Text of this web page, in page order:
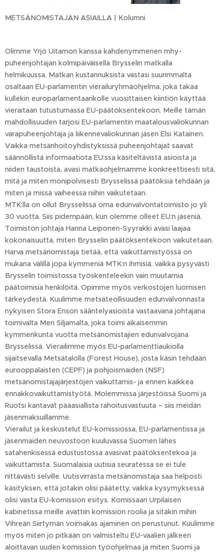
METSÄNOMISTAJAN ASIAILLA | Kolumni
Olimme Yrjö Uitamon kanssa kahdenymmenen mhy-
puheenjohtajan kolmipäiväisellä Brysselin matkalla
helmikuussa. Matkan kustannuksista vastasi suurimmalta
osaltaan EU-parlamentin vierailuryhmäohjelma, joka takaa
kullekin europarlamentaarikolle vuosittaisen kiintiön käyttää
vieraitaan tutustumassa EU-päätöksentekoon. Meille tämän
mahdollisuuden tarjosi EU-parlamentin maatalousvaliokunnan
varapuheenjohtaja ja liikennevaliokunnan jäsen Elsi Katainen.
Vaikka metsänhoitoyhdistyksissä puheenjohtajat saavat
säännöllistä informaatiota EU:ssa käsiteltävistä asioista ja
niiden taustoista, avasi matkaohjelmamme konkreettisesti sitä,
mitä ja miten monipolvisesti Brysselissä päätöksiä tehdään ja
miten ja missä vaiheessa niihin vaikutetaan.
MTK:lla on ollut Brysselissä oma edunvalvontatoimisto jo yli
30 vuotta. Siis pidempään, kun olemme olleet EU:n jäseniä.
Toimiston johtaja Hanna Leiponen-Syyrakki avasi laajaa
kokonaisuutta, miten Brysselin päätöksentekoon vaikutetaan.
Harva metsänomistaja tietää, että vaikuttamistyössä on
mukana välillä jopa kymmeniä MTK:n ihmisiä, vaikka pysyvästi
Brysselin toimistossa työskenteleekin vain muutamia
päätoimisia henkilöitä. Opimme myös verkostojen luomisen
tärkeydestä. Kuulimme metsäteollisuuden edunvalvonnasta
nykyisen Stora Enson sääntelyasioista vastaavana johtajana
toimivalta Meri Siljamalta, joka toimi aikaisemmin
kymmenkunta vuotta metsänomistajien edunvalvojana
Brysselissä. Vierailimme myös EU-parlamenttiaukiolla
sijaitsevalla Metsätalolla (Forest House), josta käsin tehdään
eurooppalaisten (CEPF) ja pohjoismaiden (NSF)
metsänomistajajärjestöjen vaikuttamis- ja ennen kaikkea
ennakkovaikuttamistyötä. Molemmissa järjestöissä Suomi ja
Ruotsi kantavat pääasiallista rahoitusvastuuta – siis meidän
jäsenmaksuillamme.
Vierailut ja keskustelut EU-komissiossa, EU-parlamentissa ja
jäsenmaiden neuvostoon kuuluvassa Suomen lähes
satahenkisessä edustustossa avasivat päätöksentekoa ja
vaikuttamista. Suomalaisia uutisia seuratessa se ei tule
riittävästi selville. Uutisvirrasta metsänomistaja saa helposti
käsityksen, että jotakin olisi päätetty, vaikka kysymyksessä
olisi vasta EU-komission esitys. Komissaari Urpilaisen
kabinetissa meille avattiin komission roolia ja sitäkin mihin
Vihreän Siirtymän voimakas ajaminen on perustunut. Kuulimme
myös miten jo pitkään on valmisteltu EU-vaalien jälkeen
aloittavan uuden komission työohjelmaa ja miten Suomi ja